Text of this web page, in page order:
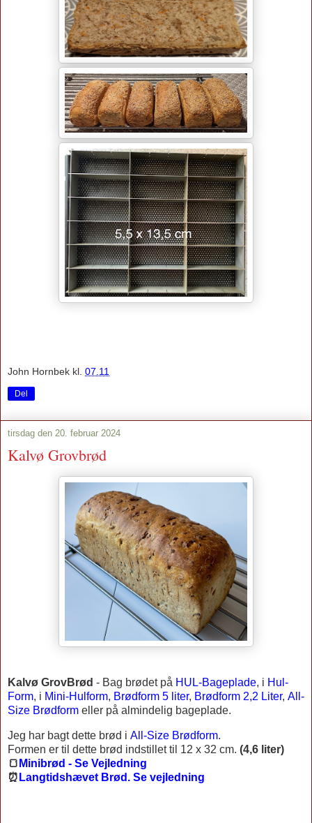
John Hornbek kl. 07.11
Del
tirsdag den 20. februar 2024
Kalvø Grovbrød
Kalvø GrovBrød - Bag brødet på HUL-Bageplade, i Hul-
Form, i Mini-Hulform, Brødform 5 liter, Brødform 2,2 Liter, All-
Size Brødform eller på almindelig bageplade.
Jeg har bagt dette brød i All-Size Brødform.
Formen er til dette brød indstillet til 12 x 32 cm. (4,6 liter)
🍞 Minibrød - Se Vejledning
⏰ Langtidshævet Brød. Se vejledning